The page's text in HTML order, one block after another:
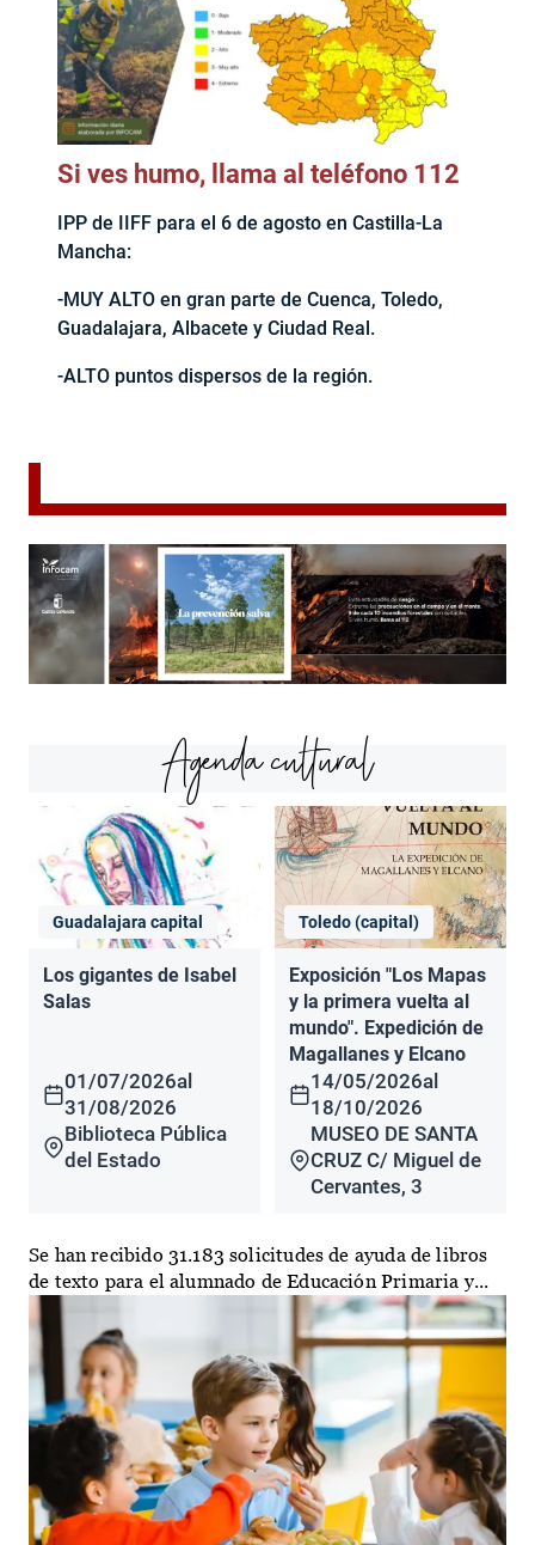
Si ves humo, llama al teléfono 112
IPP de IIFF para el 6 de agosto en Castilla-La
Mancha:
-MUY ALTO en gran parte de Cuenca, Toledo,
Guadalajara, Albacete y Ciudad Real.
-ALTO puntos dispersos de la región.
Agenda cultural
Guadalajara capital
Los gigantes de Isabel
Salas
01/07/2026al
31/08/2026
Biblioteca Pública
del Estado
Toledo (capital)
Exposición "Los Mapas
y la primera vuelta al
mundo". Expedición de
Magallanes y Elcano
14/05/2026al
18/10/2026
MUSEO DE SANTA
CRUZ C/ Miguel de
Cervantes, 3
Se han recibido 31.183 solicitudes de ayuda de libros
de texto para el alumnado de Educación Primaria y...